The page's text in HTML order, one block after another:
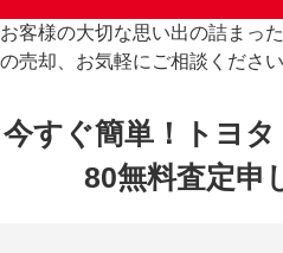
お客様の大切な思い出の詰まっ
の売却、お気軽にご相談ください
今すぐ簡単！トヨ
80無料査定申